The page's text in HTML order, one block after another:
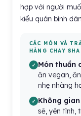
hợp với người
kiểu quán bình
CÁC MÓN VÀ
HÀNG CHAY
Món thuần
ăn vegan,
nhẹ nhàng
Không
sẽ, yên tĩnh,